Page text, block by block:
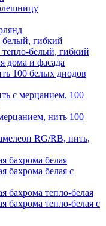
гибкий
белый, гибкий
дома и фасада
100 белых диодов
с мерцанием, 100
нить 100
RG/RB, нить,
бахрома белая
бахрома белая с
бахрома тепло-белая
бахрома тепло-белая с